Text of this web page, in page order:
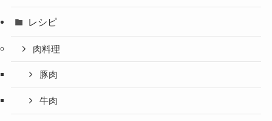
レシピ
肉料理
豚肉
牛肉